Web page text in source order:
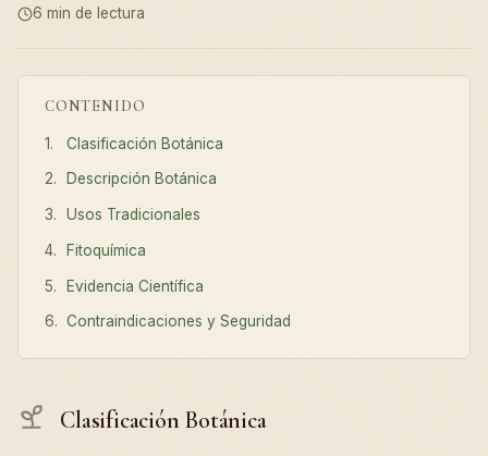
6 min de lectura
CONTENIDO
Clasificación Botánica
Descripción Botánica
Usos Tradicionales
Fitoquímica
Evidencia Científica
Contraindicaciones y Seguridad
Clasificación Botánica